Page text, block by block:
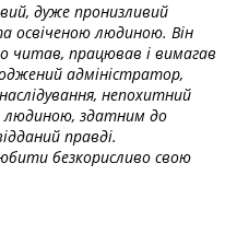
дуже пронизливий
освіченою людиною. Він
читав, працював і вимагав
адміністратор,
непохитний
людиною, здатним до
правді.
безкорисливо свою